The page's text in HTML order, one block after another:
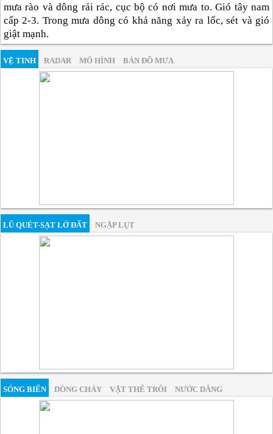
mưa rào và dông rải rác, cục bộ có nơi mưa to. Gió tây nam
cấp 2-3. Trong mưa dông có khả năng xảy ra lốc, sét và gió
giật mạnh.
VỆ TINH RADAR MÔ HÌNH BẢN ĐỒ MƯA
LŨ QUÉT-SẠT LỞ ĐẤT NGẬP LỤT
SÓNG BIỂN DÒNG CHẢY VẬT THỂ TRÔI NƯỚC DÂNG